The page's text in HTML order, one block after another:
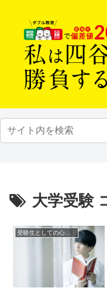
大学受験
受験生としての心構え